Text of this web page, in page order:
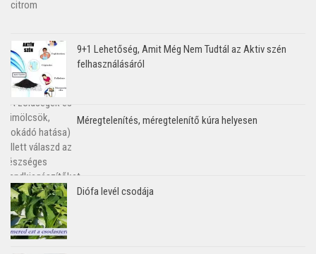
9+1 Lehetőség, Amit Még Nem Tudtál az Aktiv szén
felhasználásáról
Méregtelenítés, méregtelenítő kúra helyesen
Diófa levél csodája